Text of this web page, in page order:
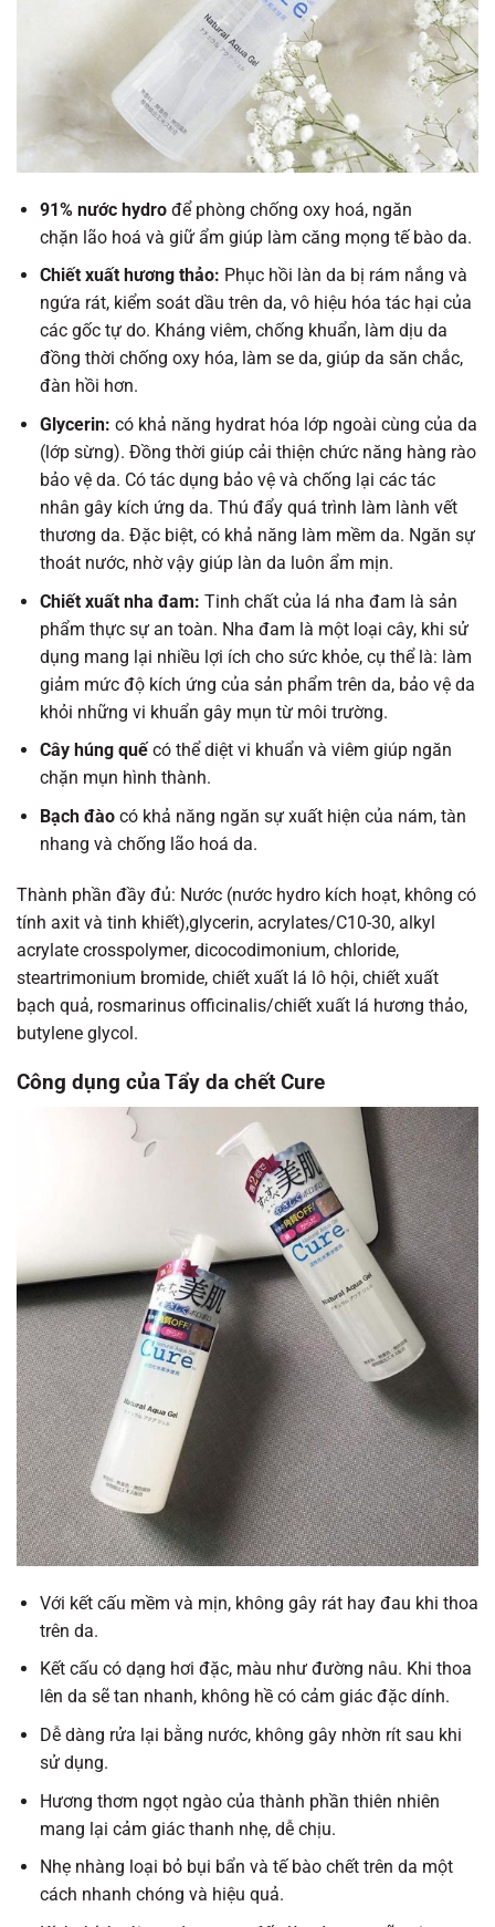
91% nước hydro để phòng chống oxy hoá, ngăn
chặn lão hoá và giữ ẩm giúplàm căng mọng tế bàoda.
Chiết xuất hương thảo: Phục hồi làn da bị rám nắng và
ngứa rát, kiểm soát dầu trên da, vô hiệu hóa tác hại của
các gốc tự do. Kháng viêm, chống khuẩn, làm dịu da
đồng thời chống oxy hóa, làm se da, giúp da săn chắc,
đàn hồi hơn.
Glycerin: có khả năng hydrat hóa lớp ngoài cùng của da
(lớp sừng). Đồng thời giúp cải thiện chức năng hàng rào
bảo vệ da. Có tác dụng bảo vệ và chống lại các tác
nhân gây kích ứng da. Thú đẩy quá trình làm lành vết
thương da. Đặc biệt, có khả năng làm mềm da. Ngăn sự
thoát nước, nhờ vậy giúp làn da luôn ẩm mịn.
Chiết xuất nha đam: Tinh chất của lá nha đam là sản
phẩm thực sự an toàn. Nha đam là một loại cây, khi sử
dụng mang lại nhiều lợi ích cho sức khỏe, cụ thể là: làm
giảm mức độ kích ứng của sản phẩm trên da, bảo vệ da
khỏi những vi khuẩn gây mụn từ môi trường.
Cây húng quế có thể diệt vi khuẩn và viêm giúp ngăn
chặn mụn hình thành.
Bạch đàocó khả năng ngăn sự xuất hiện của nám, tàn
nhang và chống lão hoá da.
Thành phần đầy đủ: Nước (nước hydro kích hoạt, không có
tính axit và tinh khiết),glycerin, acrylates/C10-30, alkyl
acrylate crosspolymer, dicocodimonium, chloride,
steartrimonium bromide, chiết xuất lá lô hội, chiết xuất
bạch quả, rosmarinus officinalis/chiết xuất lá hương thảo,
butylene glycol.
Công dụng của Tẩy da chết Cure
Với kết cấu mềm và mịn, không gây rát hay đau khi thoa
trên da.
Kết cấu có dạng hơi đặc, màu như đường nâu. Khi thoa
lên da sẽ tan nhanh, không hề có cảm giác đặc dính.
Dễ dàng rửa lại bằng nước, không gây nhờn rít sau khi
sử dụng.
Hương thơm ngọt ngào của thành phần thiên nhiên
mang lại cảm giác thanh nhẹ, dễ chịu.
Nhẹ nhàng loại bỏ bụi bẩn và tế bào chết trên da một
cách nhanh chóng và hiệu quả.